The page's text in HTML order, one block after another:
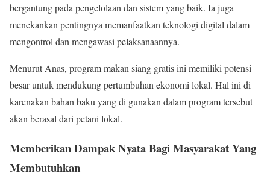
bergantung pada pengelolaan dan sistem yang baik. Ia juga
menekankan pentingnya memanfaatkan teknologi digital dalam
mengontrol dan mengawasi pelaksanaannya.
Menurut Anas, program makan siang gratis ini memiliki potensi
besar untuk mendukung pertumbuhan ekonomi lokal. Hal ini di
karenakan bahan baku yang di gunakan dalam program tersebut
akan berasal dari petani lokal.
Memberikan Dampak Nyata Bagi Masyarakat Yang
Membutuhkan